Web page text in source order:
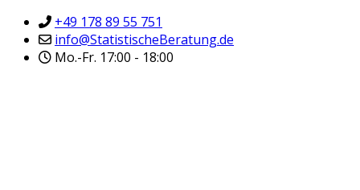
+49 178 89 55 751
info@StatistischeBeratung.de
Mo.-Fr. 17:00 - 18:00